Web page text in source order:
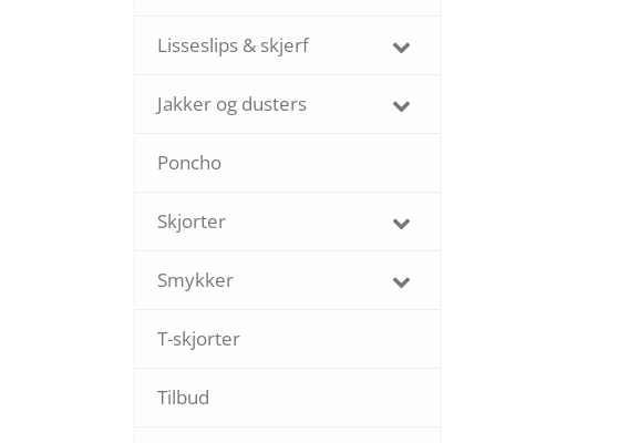
Lisseslips & skjerf
Jakker og dusters
Poncho
Skjorter
Smykker
T-skjorter
Tilbud